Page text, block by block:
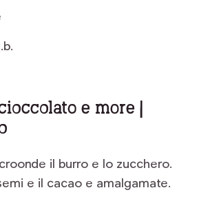
e more |
il burro e lo zucchero.
e il cacao e amalgamate.